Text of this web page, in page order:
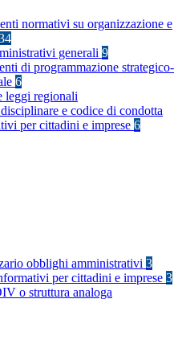
normativi su organizzazione e
generali 9
di programmazione strategico-
6
leggi regionali
e codice di condotta
per cittadini e imprese 6
obblighi amministrativi 3
per cittadini e imprese 3
o struttura analoga